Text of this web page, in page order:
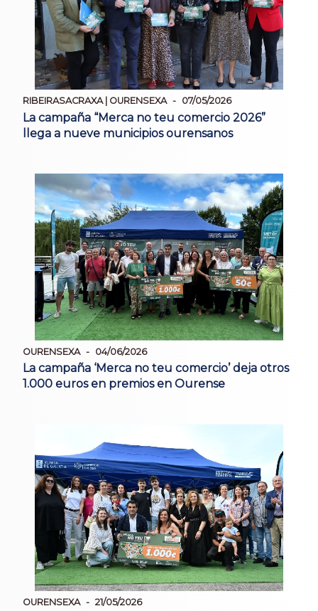
RIBEIRASACRAXA | OURENSEXA 07/05/2026
La campaña “Merca no teu comercio 2026”
llega a nueve municipios ourensanos
OURENSEXA 04/06/2026
La campaña ‘Merca no teu comercio’ deja otros
1.000 euros en premios en Ourense
OURENSEXA 21/05/2026